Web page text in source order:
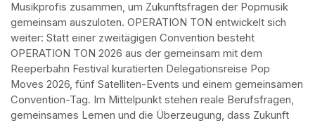
Musikprofis zusammen, um Zukunftsfragen der Popmusik
gemeinsam auszuloten. OPERATION TON entwickelt sich
weiter: Statt einer zweitägigen Convention besteht
OPERATION TON 2026 aus der gemeinsam mit dem
Reeperbahn Festival kuratierten Delegationsreise Pop
Moves 2026, fünf Satelliten-Events und einem gemeinsamen
Convention-Tag. Im Mittelpunkt stehen reale Berufsfragen,
gemeinsames Lernen und die Überzeugung, dass Zukunft